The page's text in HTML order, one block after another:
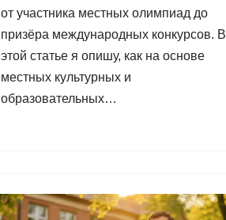
от участника местных олимпиад до
призёра международных конкурсов. В
этой статье я опишу, как на основе
местных культурных и
образовательных…